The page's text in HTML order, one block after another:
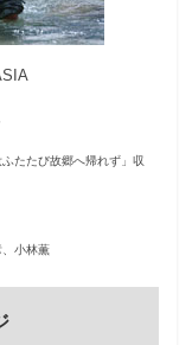
たたび故郷へ帰れず」収
小林薫